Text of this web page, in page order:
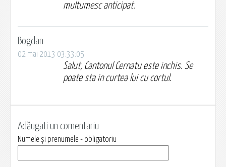
multumesc anticipat.
Bogdan
02 mai 2013 03:33:05
Salut, Cantonul Cernatu este inchis. Se
poate sta in curtea lui cu cortul.
Adăugati un comentariu
Numele și prenumele - obligatoriu